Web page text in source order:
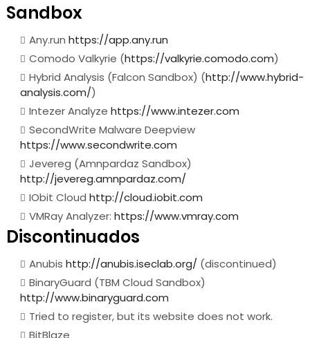
Sandbox
Any.run https://app.any.run
Comodo Valkyrie (https://valkyrie.comodo.com)
Hybrid Analysis (Falcon Sandbox) (http://www.hybrid-
analysis.com/)
Intezer Analyze https://www.intezer.com
SecondWrite Malware Deepview
https://www.secondwrite.com
Jevereg (Amnpardaz Sandbox)
http://jevereg.amnpardaz.com/
IObit Cloud http://cloud.iobit.com
VMRay Analyzer: https://www.vmray.com
Discontinuados
Anubis http://anubis.iseclab.org/ (discontinued)
BinaryGuard (TBM Cloud Sandbox)
http://www.binaryguard.com
Tried to register, but its website does not work.
BitBlaze